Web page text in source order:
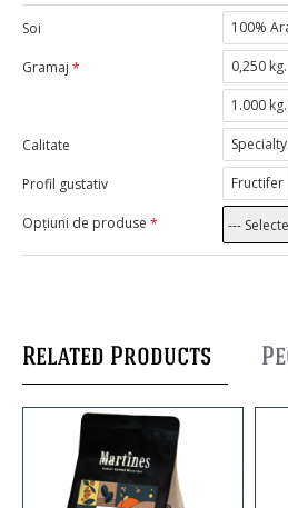
Soi 100%
Gramaj 0,250 kg.
1.000
Calitate Specialty
Profil gustativ Fructifer
Opțiuni de produse
Related Products